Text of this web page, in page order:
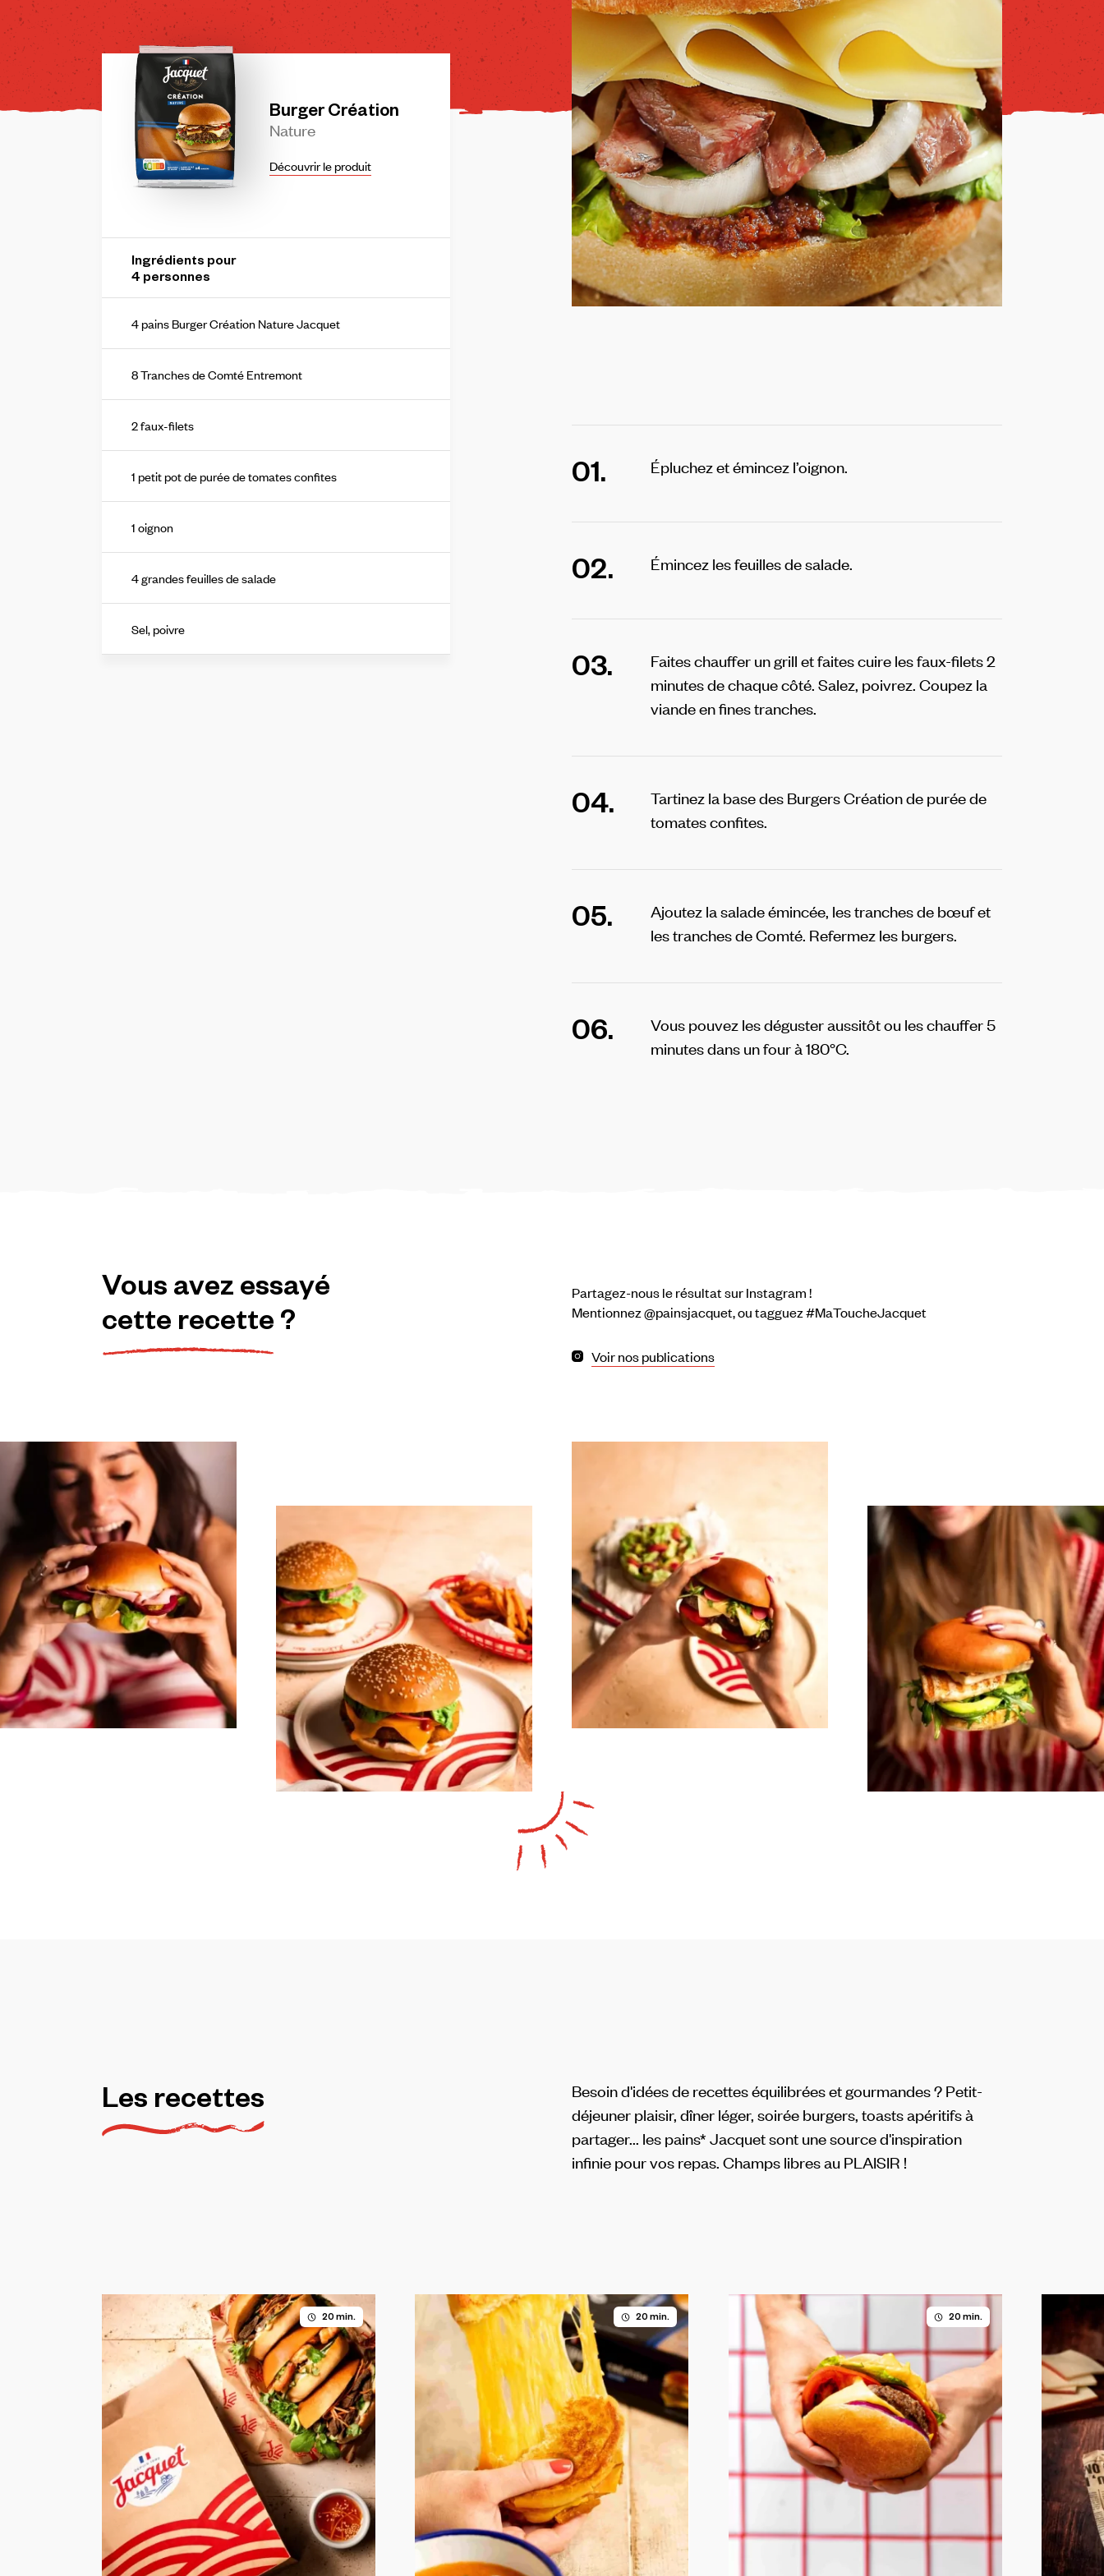
BurgerCréation
Nature
Découvrir le produit
Ingrédients pour
4 personnes
4 pains Burger Création Nature Jacquet
8 Tranches de Comté Entremont
2 faux-filets
1 petit pot de purée de tomates confites
1 oignon
4 grandes feuilles de salade
Sel, poivre
01. Épluchez et émincez l’oignon.
02. Émincez les feuilles de salade.
03.
Faites chauffer un grill et faites cuire les faux-filets 2
minutes de chaque côté. Salez, poivrez. Coupez la
viande en fines tranches.
04.
Tartinez la base des Burgers Création de purée de
tomates confites.
05.
Ajoutez la salade émincée, les tranches de bœuf et
les tranches de Comté. Refermez les burgers.
06.
Vous pouvez les déguster aussitôt ou les chauffer 5
minutes dans un four à 180°C.
Vous avez essayé
cette recette ?
Partagez-nous le résultat sur Instagram !
Mentionnez @painsjacquet, ou tagguez #MaToucheJacquet
Voir nos publications
Les recettes
Besoin d'idées de recettes équilibrées et gourmandes ? Petit-
déjeuner plaisir, dîner léger, soirée burgers, toasts apéritifs à
partager... les pains* Jacquet sont une source d'inspiration
infinie pour vos repas. Champs libres au PLAISIR !
20 min. 20 min. 20 min.